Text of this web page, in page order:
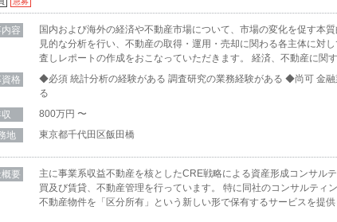
容
国内および海外の経済や不動産市場について、市場の変化を促す本
見的な分析を行い、不動産の取得・運用・売却に関わる各主体に対
査しレポートの作成をおこなっていただきます。 経済、不動産に関
資格
◆必須 統計分析の経験がある 調査研究の業務経験がある ◆尚可 金
る
800万円 〜
地
東京都千代田区飯田橋
要
主に事業系収益不動産を核としたCRE戦略による資産形成コンサル
買及び賃貸、不動産管理を行っています。 特に同社のコンサルティ
不動産物件を「区分所有」という新しい形で保有するサービスを提